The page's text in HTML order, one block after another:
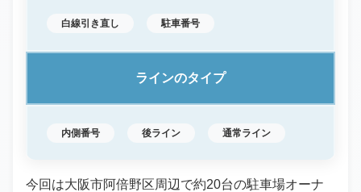
白線引き直し 駐車番号
ラインのタイプ
内側番号 後ライン 通常ライン
今回は大阪市阿倍野区周辺で約20台の駐車場オーナ